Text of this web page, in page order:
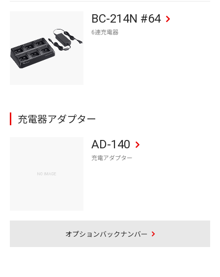
BC-214N #64
6連充電器
充電器アダプター
AD-140
充電アダプター
オプションバックナンバー